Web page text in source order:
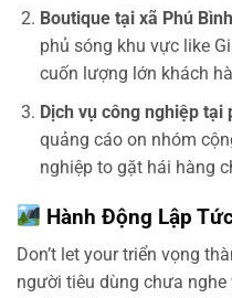
Boutique tại xã Phú Bình
phủ sóng khu vực like
cuốn lượng lớn khách
Dịch vụ công nghiệp tại
quảng cáo on nhóm
nghiệp to gặt hái hàng
Hành Động Lập
Don’t let your triển vọng
người tiêu dùng chưa